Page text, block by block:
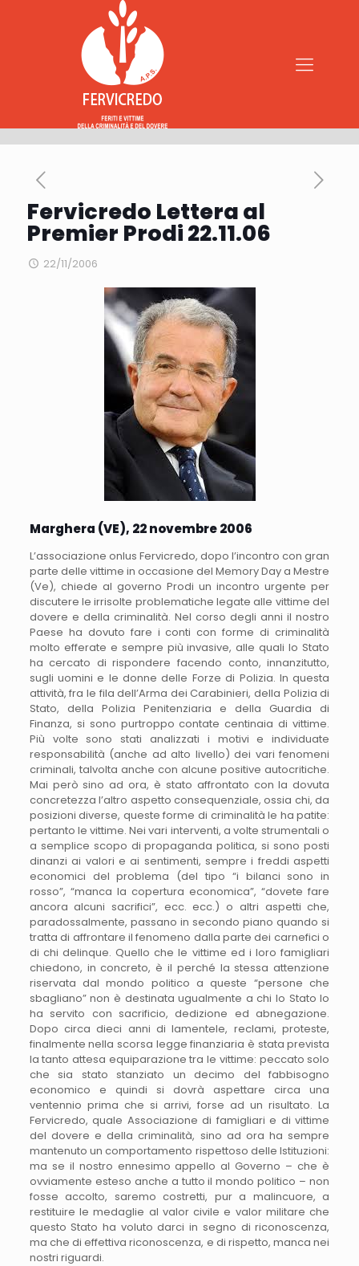
Fervicredo Lettera al
Premier Prodi 22.11.06
22/11/2006
Marghera (VE), 22 novembre 2006
L’associazione onlus Fervicredo, dopo l’incontro con gran
parte delle vittime in occasione del Memory Day a Mestre
(Ve), chiede al governo Prodi un incontro urgente per
discutere le irrisolte problematiche legate alle vittime del
dovere e della criminalità. Nel corso degli anni il nostro
Paese ha dovuto fare i conti con forme di criminalità
molto efferate e sempre più invasive, alle quali lo Stato
ha cercato di rispondere facendo conto, innanzitutto,
sugli uomini e le donne delle Forze di Polizia. In questa
attività, fra le fila dell’Arma dei Carabinieri, della Polizia di
Stato, della Polizia Penitenziaria e della Guardia di
Finanza, si sono purtroppo contate centinaia di vittime.
Più volte sono stati analizzati i motivi e individuate
responsabilità (anche ad alto livello) dei vari fenomeni
criminali, talvolta anche con alcune positive autocritiche.
Mai però sino ad ora, è stato affrontato con la dovuta
concretezza l’altro aspetto consequenziale, ossia chi, da
posizioni diverse, queste forme di criminalità le ha patite:
pertanto le vittime. Nei vari interventi, a volte strumentali o
a semplice scopo di propaganda politica, si sono posti
dinanzi ai valori e ai sentimenti, sempre i freddi aspetti
economici del problema (del tipo “i bilanci sono in
rosso”, “manca la copertura economica”, “dovete fare
ancora alcuni sacrifici”, ecc. ecc.) o altri aspetti che,
paradossalmente, passano in secondo piano quando si
tratta di affrontare il fenomeno dalla parte dei carnefici o
di chi delinque. Quello che le vittime ed i loro famigliari
chiedono, in concreto, è il perché la stessa attenzione
riservata dal mondo politico a queste “persone che
sbagliano” non è destinata ugualmente a chi lo Stato lo
ha servito con sacrificio, dedizione ed abnegazione.
Dopo circa dieci anni di lamentele, reclami, proteste,
finalmente nella scorsa legge finanziaria è stata prevista
la tanto attesa equiparazione tra le vittime: peccato solo
che sia stato stanziato un decimo del fabbisogno
economico e quindi si dovrà aspettare circa una
ventennio prima che si arrivi, forse ad un risultato. La
Fervicredo, quale Associazione di famigliari e di vittime
del dovere e della criminalità, sino ad ora ha sempre
mantenuto un comportamento rispettoso delle Istituzioni:
ma se il nostro ennesimo appello al Governo – che è
ovviamente esteso anche a tutto il mondo politico – non
fosse accolto, saremo costretti, pur a malincuore, a
restituire le medaglie al valor civile e valor militare che
questo Stato ha voluto darci in segno di riconoscenza,
ma che di effettiva riconoscenza, e di rispetto, manca nei
nostri riguardi.